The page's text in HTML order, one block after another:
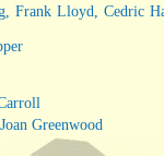
Frank Lloyd, Cedric
Greenwood